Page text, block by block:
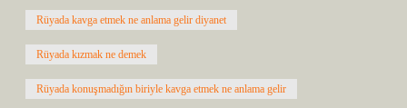
Rüyada kavga etmek ne anlama gelir diyanet
Rüyada kızmak ne demek
Rüyada konuşmadığın biriyle kavga etmek ne anlama gelir